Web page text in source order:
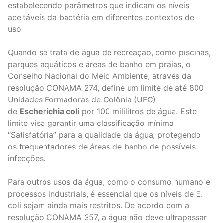
estabelecendo parâmetros que indicam os níveis
aceitáveis da bactéria em diferentes contextos de
uso.
Quando se trata de água de recreação, como piscinas,
parques aquáticos e áreas de banho em praias, o
Conselho Nacional do Meio Ambiente, através da
resolução CONAMA 274, define um limite de até 800
Unidades Formadoras de Colônia (UFC)
de Escherichia coli por 100 mililitros de água. Este
limite visa garantir uma classificação mínima
“Satisfatória” para a qualidade da água, protegendo
os frequentadores de áreas de banho de possíveis
infecções.
Para outros usos da água, como o consumo humano e
processos industriais, é essencial que os níveis de E.
coli sejam ainda mais restritos. De acordo com a
resolução CONAMA 357, a água não deve ultrapassar